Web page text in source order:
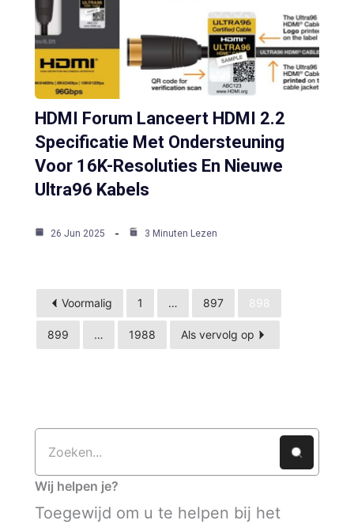
HDMI Forum Lanceert HDMI 2.2
Specificatie Met Ondersteuning
Voor 16K-Resoluties En Nieuwe
Ultra96 Kabels
26 Jun 2025 3 Minuten Lezen
Voormalig 1 … 897 898
899 … 1988 Als vervolg op
Wij helpen je?
Toegewijd om u te helpen bij het